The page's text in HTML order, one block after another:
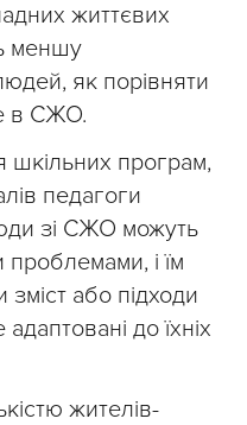
життєвих
меншу
як порівняти
в СЖО.
шкільних програм,
педагоги
зі СЖО можуть
і їм
або підходи
до їхніх
жителів-